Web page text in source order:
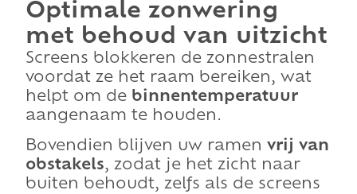
Optimale zonwering
met behoud van uitzicht
Screens blokkeren de zonnestralen
voordat ze het raam bereiken, wat
helpt om de binnentemperatuur
aangenaam te houden.
Bovendien blijven uw ramen vrij van
obstakels, zodat je het zicht naar
buiten behoudt, zelfs als de screens